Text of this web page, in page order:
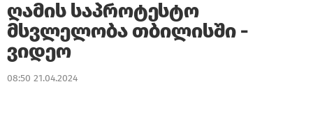
ღამის საპროტესტო
მსვლელობა თბილისში -
ვიდეო
08:50 21.04.2024